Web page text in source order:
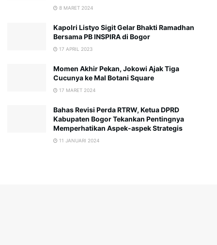
8 MARET 2024
Kapolri Listyo Sigit Gelar Bhakti Ramadhan
Bersama PB INSPIRA di Bogor
17 APRIL 2023
Momen Akhir Pekan, Jokowi Ajak Tiga
Cucunya ke Mal Botani Square
17 MARET 2024
Bahas Revisi Perda RTRW, Ketua DPRD
Kabupaten Bogor Tekankan Pentingnya
Memperhatikan Aspek-aspek Strategis
11 JANUARI 2024